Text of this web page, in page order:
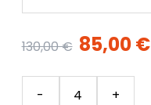
130,00 € 85,00 €
- +